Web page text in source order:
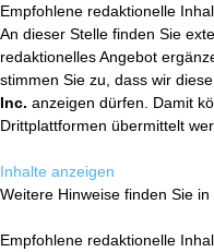
Empfohlene redaktionelle
An dieser Stelle finden Sie
redaktionelles Angebot
stimmen Sie zu, dass wir
Inc. anzeigen dürfen. Damit
Drittplattformen übermittelt
Inhalte anzeigen
Weitere Hinweise finden Sie in
Empfohlene redaktionelle